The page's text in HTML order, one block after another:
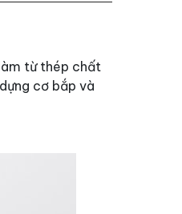
từ thép chất
cơ bắp và